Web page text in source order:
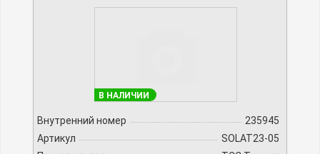
В НАЛИЧИИ
Внутренний номер
235945
Артикул
SOLAT23-05